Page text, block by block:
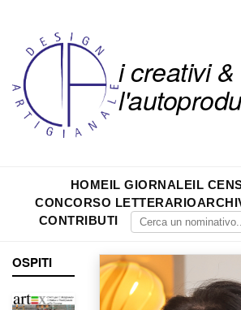
i creativi &
HOMEIL GIORNALEIL
CONCORSO LETTERARIO
CONTRIBUTI
OSPITI